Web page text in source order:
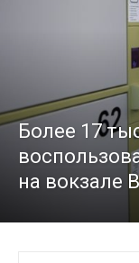
Более 17
на вокзале